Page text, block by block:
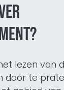
lezen van
door te